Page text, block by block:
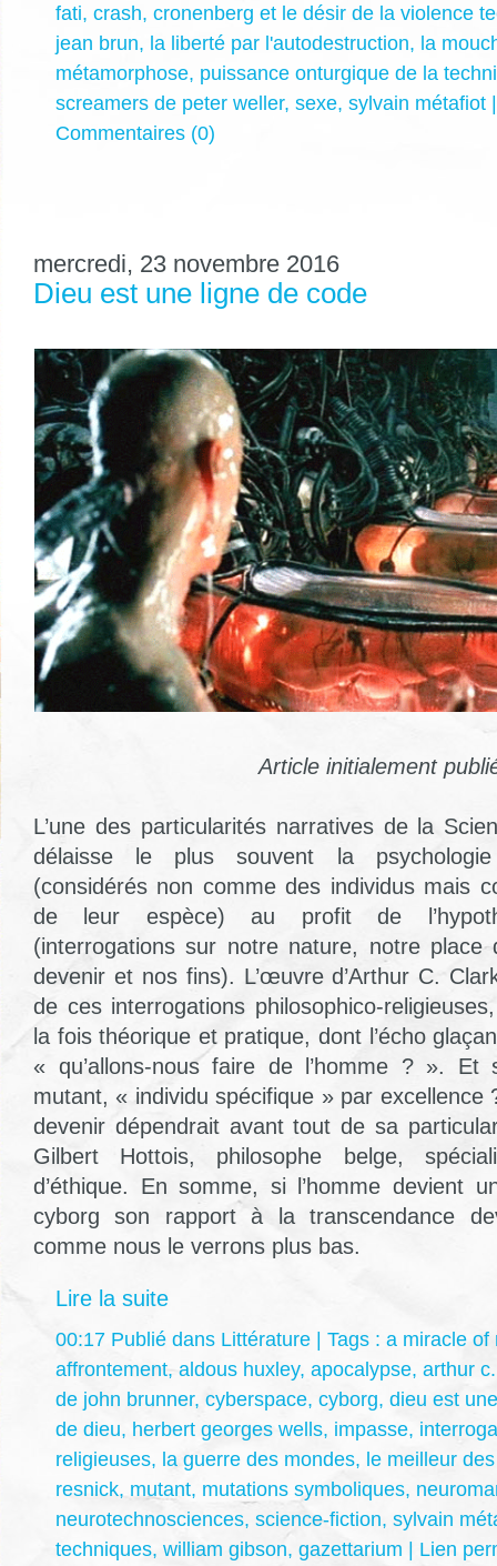
fati, crash, cronenberg et le désir de la violence
jean brun, la liberté par l'autodestruction, la
métamorphose, puissance onturgique de la
screamers de peter weller, sexe, sylvain métafiot
Commentaires (0)
mercredi, 23 novembre 2016
Dieu est une ligne de code
Article initialement
L’une des particularités narratives de la
délaisse le plus souvent la
(considérés non comme des individus mais
de leur espèce) au profit de
(interrogations sur notre nature, notre place
devenir et nos fins). L’œuvre d’Arthur C.
de ces interrogations philosophico-
la fois théorique et pratique, dont l’écho
« qu’allons-nous faire de l’homme ? ». Et
mutant, « individu spécifique » par excellence
devenir dépendrait avant tout de sa
Gilbert Hottois, philosophe belge,
d’éthique. En somme, si l’homme devient
cyborg son rapport à la transcendance
comme nous le verrons plus bas.
Lire la suite
00:17 Publié dans Littérature | Tags : a miracle of
affrontement, aldous huxley, apocalypse, arthur
de john brunner, cyberspace, cyborg, dieu est
de dieu, herbert georges wells, impasse,
religieuses, la guerre des mondes, le meilleur
resnick, mutant, mutations symboliques,
neurotechnosciences, science-fiction, sylvain
techniques, william gibson, gazettarium | Lien